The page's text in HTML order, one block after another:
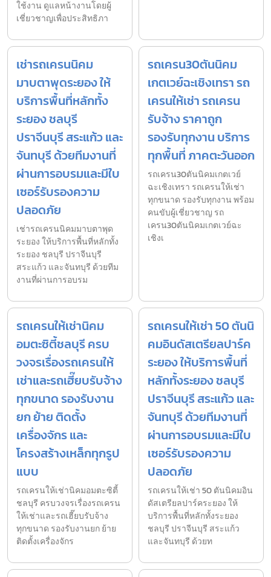
ใช้งาน ดูแลหน้างานโดยผู้
เชี่ยวชาญเพื่อประสิทธิภา
เช่ารถเครนนิคม
มาบตาพุดระยอง ให้
บริการพื้นที่หลักทั้ง
ระยอง ชลบุรี
ปราจีนบุรี สระแก้ว และ
จันทบุรี ด้วยทีมงานที่
ผ่านการอบรมและมีใบ
เซอร์รับรองความ
ปลอดภัย
เช่ารถเครนนิคมมาบตาพุด
ระยอง ให้บริการพื้นที่หลักทั้ง
ระยอง ชลบุรี ปราจีนบุรี
สระแก้ว และจันทบุรี ด้วยทีม
งานที่ผ่านการอบรม
รถเครน30ตันนิคม
เกตเวย์ฉะเชิงเทรา รถ
เครนให้เช่า รถเครน
รับจ้าง ราคาถูก
รองรับทุกงาน บริการ
ทุกพื้นที่ ภาคตะวันออก
รถเครน30ตันนิคมเกตเวย์
ฉะเชิงเทรา รถเครนให้เช่า
ทุกขนาด รองรับทุกงาน พร้อม
คนขับผู้เชี่ยวชาญ รถ
เครน30ตันนิคมเกตเวย์ฉะ
เชิงเ
รถเครนให้เช่านิคม
อมตะซิตี้ชลบุรี ครบ
วงจรเรื่องรถเครนให้
เช่าและรถเฮี๊ยบรับจ้าง
ทุกขนาด รองรับงาน
ยก ย้าย ติดตั้ง
เครื่องจักร และ
โครงสร้างเหล็กทุกรูป
แบบ
รถเครนให้เช่านิคมอมตะซิตี้
ชลบุรี ครบวงจรเรื่องรถเครน
ให้เช่าและรถเฮี๊ยบรับจ้าง
ทุกขนาด รองรับงานยก ย้าย
ติดตั้งเครื่องจักร
รถเครนให้เช่า 50 ตันนิ
คมอินดัสเตรียลปาร์ค
ระยอง ให้บริการพื้นที่
หลักทั้งระยอง ชลบุรี
ปราจีนบุรี สระแก้ว และ
จันทบุรี ด้วยทีมงานที่
ผ่านการอบรมและมีใบ
เซอร์รับรองความ
ปลอดภัย
รถเครนให้เช่า 50 ตันนิคมอิน
ดัสเตรียลปาร์คระยอง ให้
บริการพื้นที่หลักทั้งระยอง
ชลบุรี ปราจีนบุรี สระแก้ว
และจันทบุรี ด้วยท